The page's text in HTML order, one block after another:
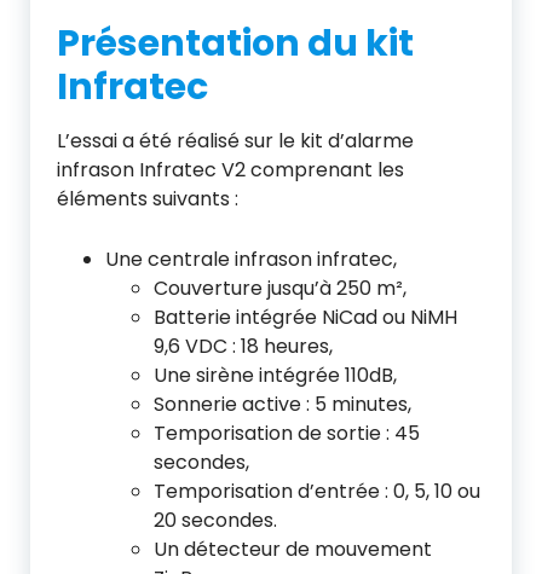
Présentation du kit
Infratec
L’essai a été réalisé sur le kit d’alarme
infrason Infratec V2 comprenant les
éléments suivants :
Une centrale infrason infratec,
Couverture jusqu’à 250 m²,
Batterie intégrée NiCad ou NiMH
9,6 VDC : 18 heures,
Une sirène intégrée 110dB,
Sonnerie active : 5 minutes,
Temporisation de sortie : 45
secondes,
Temporisation d’entrée : 0, 5, 10 ou
20 secondes.
Un détecteur de mouvement